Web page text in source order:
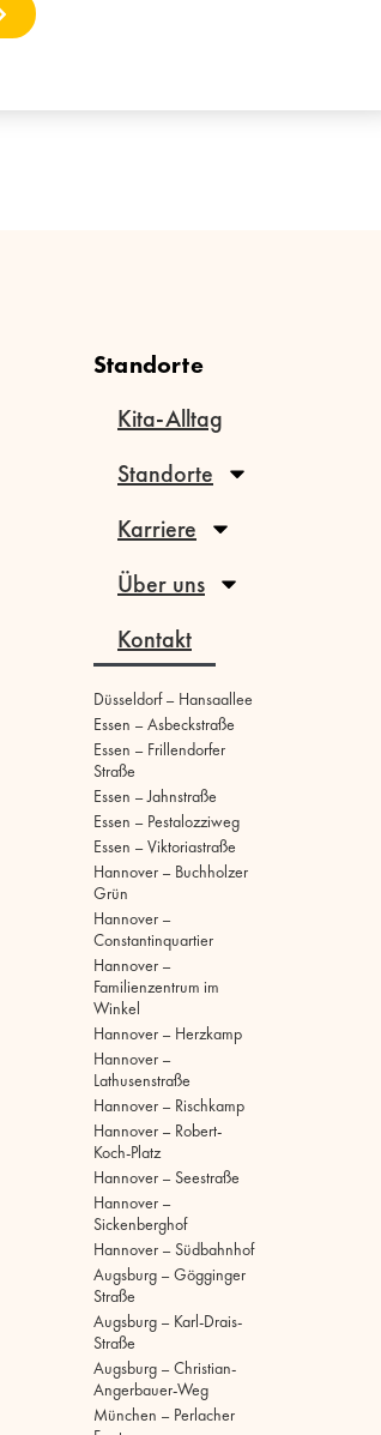
Standorte
Kita-Alltag
Standorte
Karriere
Über uns
Kontakt
Düsseldorf – Hansaallee
Essen – Asbeckstraße
Essen – Frillendorfer
Straße
Essen – Jahnstraße
Essen – Pestalozziweg
Essen – Viktoriastraße
Hannover – Buchholzer
Grün
Hannover –
Constantinquartier
Hannover –
Familienzentrum im
Winkel
Hannover – Herzkamp
Hannover –
Lathusenstraße
Hannover – Rischkamp
Hannover – Robert-
Koch-Platz
Hannover – Seestraße
Hannover –
Sickenberghof
Hannover – Südbahnhof
Augsburg – Gögginger
Straße
Augsburg – Karl-Drais-
Straße
Augsburg – Christian-
Angerbauer-Weg
München – Perlacher